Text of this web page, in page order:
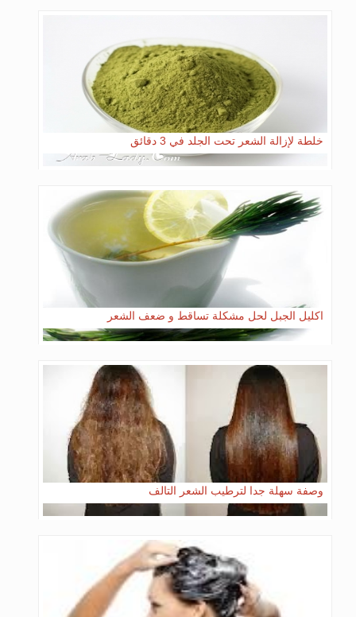
خلطة لإزالة الشعر تحت الجلد في 3 دقائق
اكليل الجبل لحل مشكلة تساقط و ضعف الشعر
وصفة سهلة جدا لترطيب الشعر التالف